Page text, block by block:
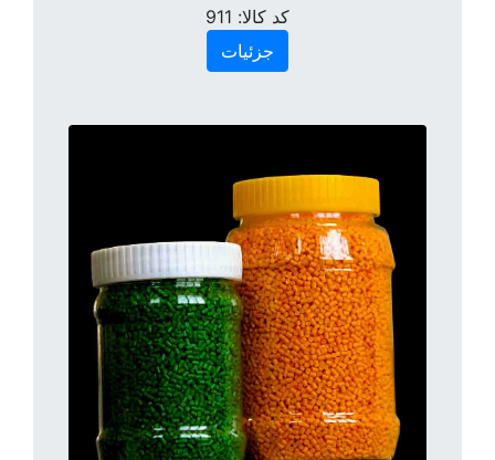
کد کالا: 911
جزئیات